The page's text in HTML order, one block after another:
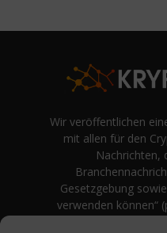
Wir veröffentlichen
mit allen für den
Nachrichten,
Gesetzgebung
verwenden können“